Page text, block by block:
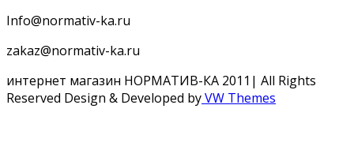
Info@normativ-ka.ru
zakaz@normativ-ka.ru
интернет магазин НОРМАТИВ-КА 2011| All Rights
Reserved Design & Developed byVW Themes